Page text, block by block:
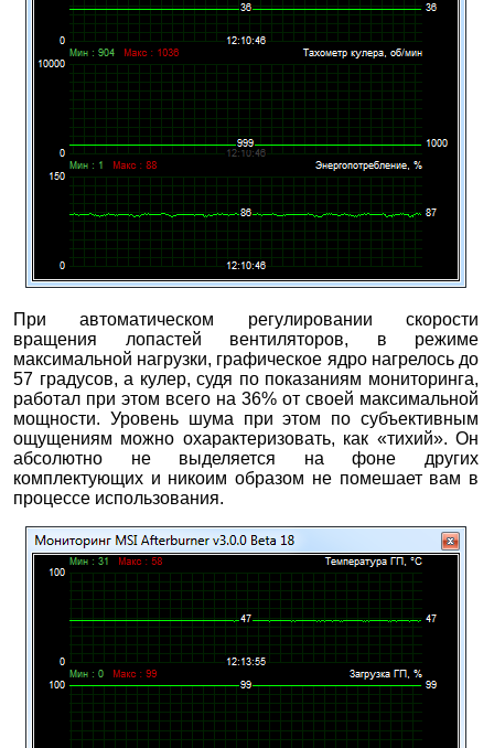
При автоматическом регулировании скорости
вращения лопастей вентиляторов, в режиме
максимальной нагрузки, графическое ядро нагрелось до
57 градусов, а кулер, судя по показаниям мониторинга,
работал при этом всего на 36% от своей максимальной
мощности. Уровень шума при этом по субъективным
ощущениям можно охарактеризовать, как «тихий». Он
абсолютно не выделяется на фоне других
комплектующих и никоим образом не помешает вам в
процессе использования.